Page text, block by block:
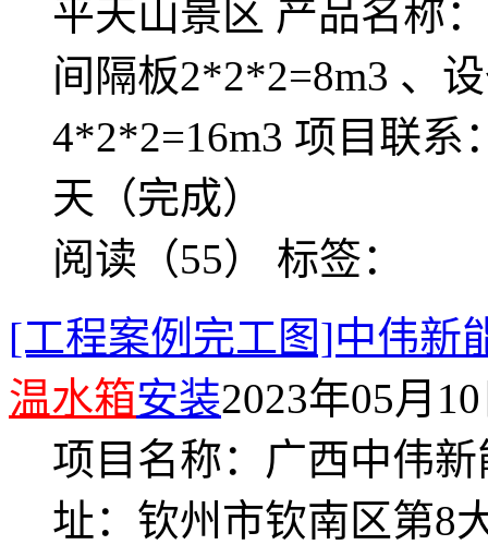
平天山景区 产品名称
间隔板2*2*2=8m3 、
4*2*2=16m3 项目联系
天（完成）
阅读（55） 标签：
[工程案例完工图]中伟新
温水箱安装2023年05月
项目名称：广西中伟
址：钦州市钦南区第8